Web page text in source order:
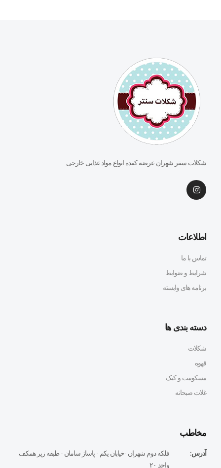
شکلات سنتر شهران عرضه کننده انواع مواد غذایی خارجی
اطلاعات
تماس با ما
شرایط و ضوابط
برنامه های وابسته
دسته بندی ها
شکلات
قهوه
بیسکوییت و کیک
غلات صبحانه
مخاطب
آدرس:
فلكه دوم شهران -خيابان يكم - پاساژ سامان - طبقه زير همكف
واحد ٢٠